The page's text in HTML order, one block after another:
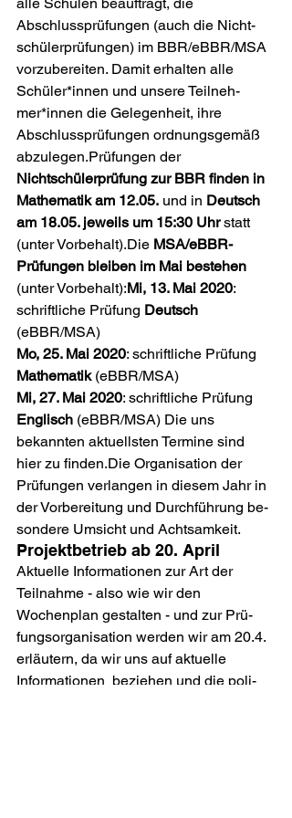
Abschlussprüfungen (auch die Nicht­
schü­ler­prü­fungen) im BBR/eBBR/MSA
vorzubereiten. Damit erhalten alle
Schüler*innen und unsere Teil­neh­
mer*innen die Gelegenheit, ihre
Abschlussprüfungen ordnungsgemäß
abzulegen.Prüfungen der
Nichtschülerprüfung zur BBR finden in
Mathematik am 12.05. und in Deutsch
am 18.05. je­weils um 15:30 Uhr statt
(unter Vorbehalt).Die MSA/eBBR-
Prüfungen bleiben im Mai bestehen
(unter Vorbehalt):Mi, 13. Mai 2020:
schriftliche Prüfung Deutsch
Mo, 25. Mai 2020: schriftliche Prüfung
Mathematik
Mi, 27. Mai 2020: schriftliche Prüfung
Englisch (eBBR/MSA) Die uns
bekannten aktuellsten Termine sind
hier zu finden.Die Organisation der
Prüfungen verlangen in diesem Jahr in
der Vorbereitung und Durchführung be­
son­de­re Umsicht und Achtsamkeit.
Projektbetrieb ab 20. April
Aktuelle Informationen zur Art der
Teilnahme - also wie wir den
Wochenplan gestalten - und zur Prü­
fungs­or­ga­nisation werden wir am 20.4.
erläutern, da wir uns auf aktuelle
Informationen  beziehen und die po­li­